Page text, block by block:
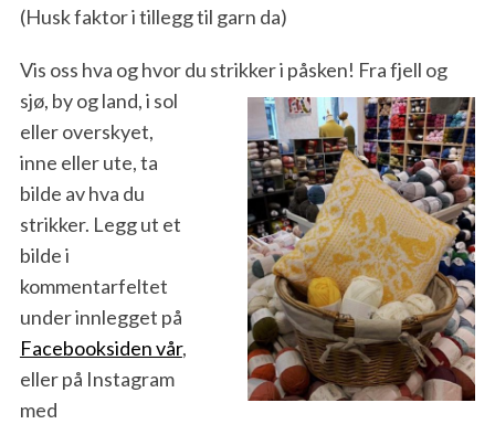
(Husk faktor i tillegg til garn da)
Vis oss hva og hvor du strikker i påsken! Fra fjell og
sjø, by og land, i sol
eller overskyet,
inne eller ute, ta
bilde av hva du
strikker. Legg ut et
bilde i
kommentarfeltet
under innlegget på
Facebooksiden vår,
eller på Instagram
med